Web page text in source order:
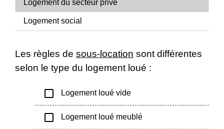
Logement du secteur privé
Logement social
Les règles de sous-location sont différentes
selon le type du logement loué :
check_box_outline_blank Logement loué vide
check_box_outline_blank Logement loué meublé